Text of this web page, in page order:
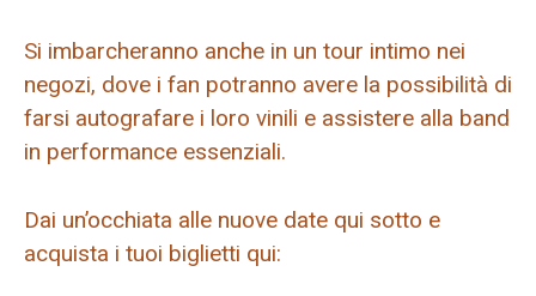
Si imbarcheranno anche in un tour intimo nei
negozi, dove i fan potranno avere la possibilità di
farsi autografare i loro vinili e assistere alla band
in performance essenziali.
Dai un’occhiata alle nuove date qui sotto e
acquista i tuoi biglietti qui: